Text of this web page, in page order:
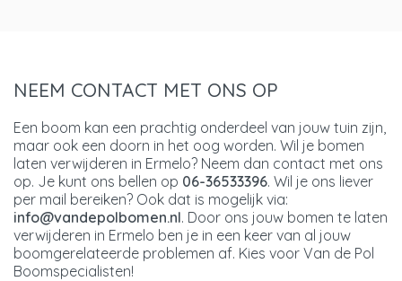
NEEM CONTACT MET ONS OP
Een boom kan een prachtig onderdeel van jouw tuin zijn,
maar ook een doorn in het oog worden. Wil je bomen
laten verwijderen in Ermelo? Neem dan contact met ons
op. Je kunt ons bellen op 06-36533396. Wil je ons liever
per mail bereiken? Ook dat is mogelijk via:
info@vandepolbomen.nl. Door ons jouw bomen te laten
verwijderen in Ermelo ben je in een keer van al jouw
boomgerelateerde problemen af. Kies voor Van de Pol
Boomspecialisten!